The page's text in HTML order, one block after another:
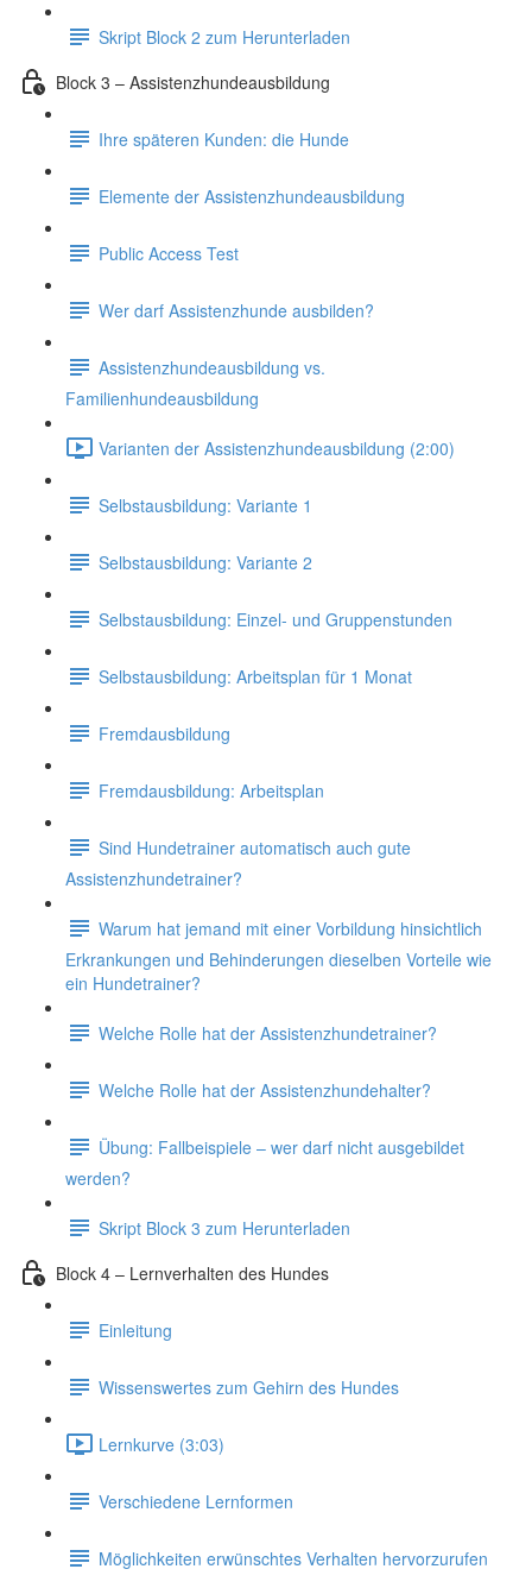
Skript Block 2 zum Herunterladen
Block 3 – Assistenzhundeausbildung
Ihre späteren Kunden: die Hunde
Elemente der Assistenzhundeausbildung
Public Access Test
Wer darf Assistenzhunde ausbilden?
Assistenzhundeausbildung vs.
Familienhundeausbildung
Varianten der Assistenzhundeausbildung (2:00)
Selbstausbildung: Variante 1
Selbstausbildung: Variante 2
Selbstausbildung: Einzel- und Gruppenstunden
Selbstausbildung: Arbeitsplan für 1 Monat
Fremdausbildung
Fremdausbildung: Arbeitsplan
Sind Hundetrainer automatisch auch gute
Assistenzhundetrainer?
Warum hat jemand mit einer Vorbildung hinsichtlich
Erkrankungen und Behinderungen dieselben Vorteile wie
ein Hundetrainer?
Welche Rolle hat der Assistenzhundetrainer?
Welche Rolle hat der Assistenzhundehalter?
Übung: Fallbeispiele – wer darf nicht ausgebildet
werden?
Skript Block 3 zum Herunterladen
Block 4 – Lernverhalten des Hundes
Einleitung
Wissenswertes zum Gehirn des Hundes
Lernkurve (3:03)
Verschiedene Lernformen
Möglichkeiten erwünschtes Verhalten hervorzurufen